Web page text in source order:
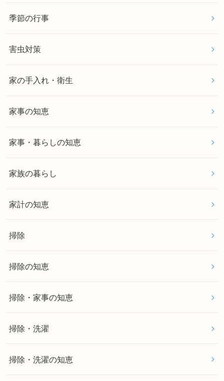
季節の行事
害虫対策
家の手入れ・衛生
家事の知恵
家事・暮らしの知恵
家族の暮らし
家計の知恵
掃除
掃除の知恵
掃除・家事の知恵
掃除・洗濯
掃除・洗濯の知恵